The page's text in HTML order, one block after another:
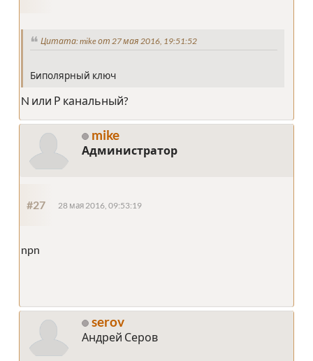
Цитата: mike от 27 мая 2016, 19:51:52
Биполярный ключ
N или Р канальный?
mike
Администратор
#27 28 мая 2016, 09:53:19
npn
serov
Андрей Серов